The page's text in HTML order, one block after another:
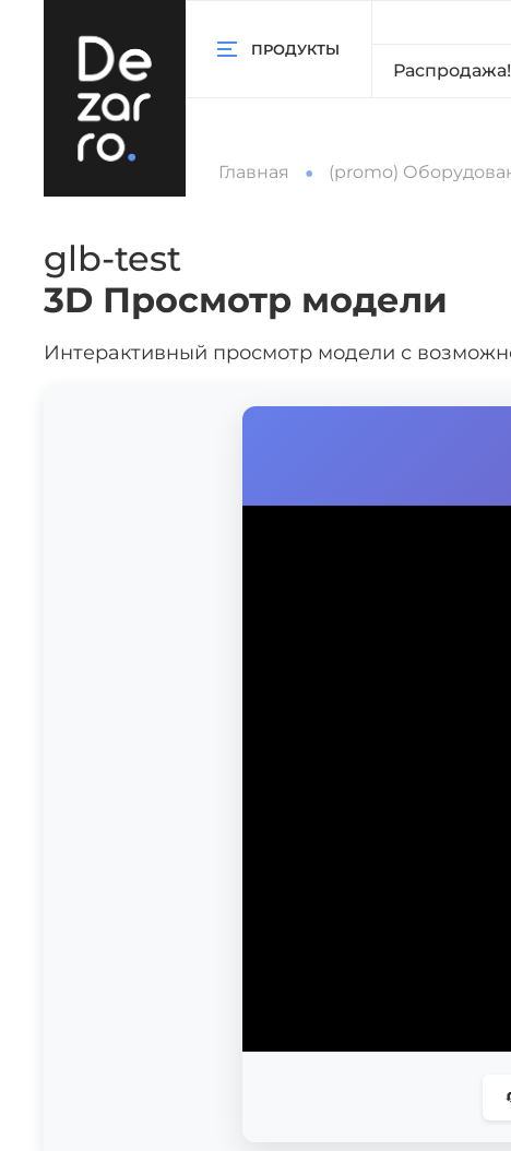
ПРОДУКТЫ
Распродажа!
Главная (promo)
glb-test
3D Просмотр модели
Интерактивный просмотр модели с